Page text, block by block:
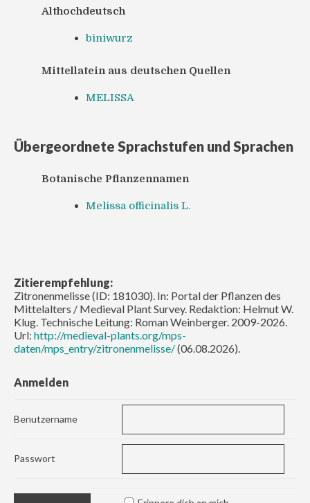
Althochdeutsch
biniwurz
Mittellatein aus deutschen Quellen
MELISSA
Übergeordnete Sprachstufen und Sprachen
Botanische Pflanzennamen
Melissa officinalis L.
Zitierempfehlung:
Zitronenmelisse (ID: 181030). In: Portal der Pflanzen des
Mittelalters / Medieval Plant Survey. Redaktion: Helmut W.
Klug. Technische Leitung: Roman Weinberger. 2009-2026.
Url: http://medieval-plants.org/mps-
daten/mps_entry/zitronenmelisse/(06.08.2026).
Anmelden
Benutzername
Passwort